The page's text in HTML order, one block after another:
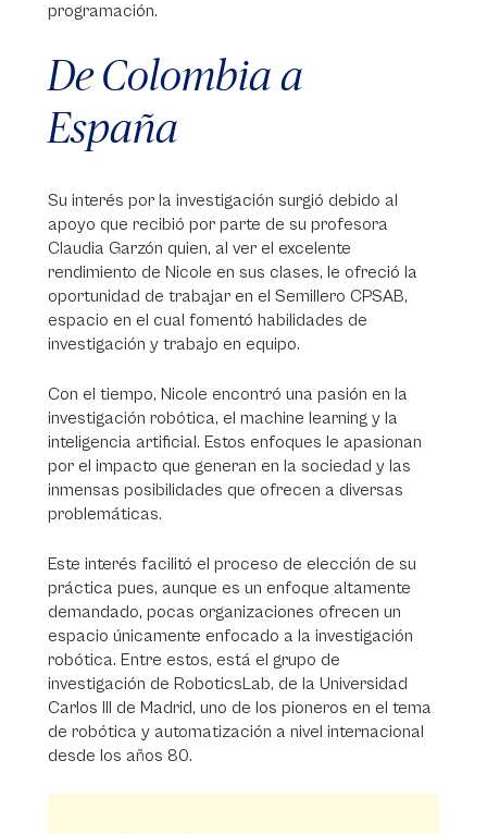
programación.
De Colombia a
España
Su interés por la investigación surgió debido al
apoyo que recibió por parte de su profesora
Claudia Garzón quien, al ver el excelente
rendimiento de Nicole en sus clases, le ofreció la
oportunidad de trabajar en el Semillero CPSAB,
espacio en el cual fomentó habilidades de
investigación y trabajo en equipo.
Con el tiempo, Nicole encontró una pasión en la
investigación robótica, el machine learning y la
inteligencia artificial. Estos enfoques le apasionan
por el impacto que generan en la sociedad y las
inmensas posibilidades que ofrecen a diversas
problemáticas.
Este interés facilitó el proceso de elección de su
práctica pues, aunque es un enfoque altamente
demandado, pocas organizaciones ofrecen un
espacio únicamente enfocado a la investigación
robótica. Entre estos, está el grupo de
investigación de RoboticsLab, de la Universidad
Carlos III de Madrid, uno de los pioneros en el tema
de robótica y automatización a nivel internacional
desde los años 80.